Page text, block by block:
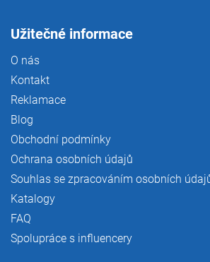
Užitečné informace
O nás
Kontakt
Reklamace
Blog
Obchodní podmínky
Ochrana osobních údajů
Souhlas se zpracováním osobních
Katalogy
FAQ
Spolupráce s influencery